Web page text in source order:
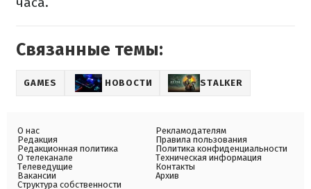
Связанные темы:
GAMES НОВОСТИ STALKER
О нас
Редакция
Редакционная политика
О телеканале
Телеведущие
Вакансии
Структура собственности
Рекламодателям
Правила пользования
Политика конфиденциальности
Техническая информация
Контакты
Архив